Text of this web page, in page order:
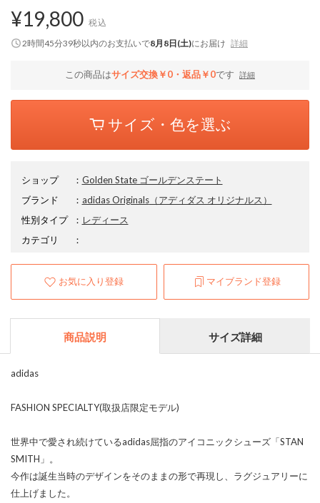
¥19,800 税込
2時間45分39秒以内のお支払いで8月8日(土)にお届け 詳細
この商品はサイズ交換￥0・返品￥0です 詳細
サイズ・色を選ぶ
ショップ ： Golden State ゴールデンステート
ブランド
： adidas Originals（アディダス オリジナルス）
性別タイプ
： レディース
カテゴリ
：
お気に入り登録 マイブランド登録
商品説明 サイズ詳細
adidas
FASHION SPECIALTY(取扱店限定モデル)
世界中で愛され続けているadidas屈指のアイコニックシューズ「STAN
SMITH」。
今作は誕生当時のデザインをそのままの形で再現し、ラグジュアリーに
仕上げました。